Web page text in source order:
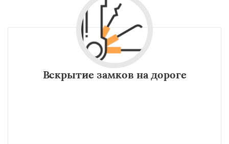
Вскрытие замков на дороге